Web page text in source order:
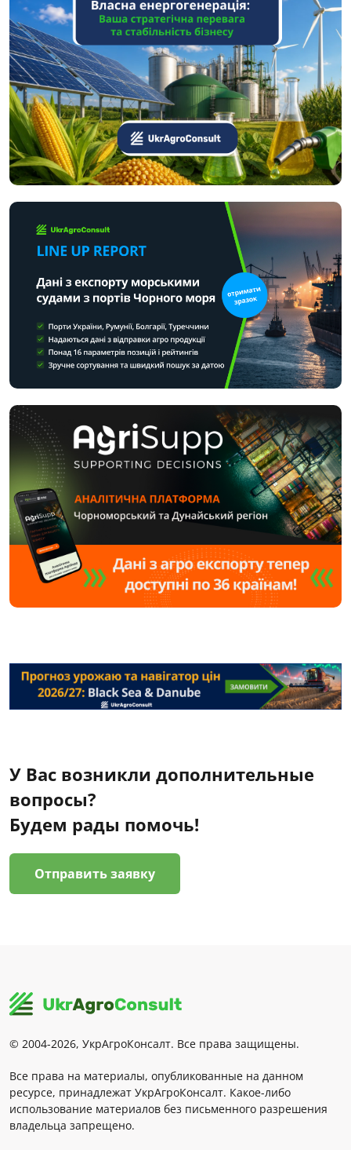
У Вас возникли дополнительные
вопросы?
Будем рады помочь!
Отправить заявку
© 2004-2026, УкрАгроКонсалт. Все права защищены.
Все права на материалы, опубликованные на данном
ресурсе, принадлежат УкрАгроКонсалт. Какое-либо
использование материалов без письменного разрешения
владельца запрещено.